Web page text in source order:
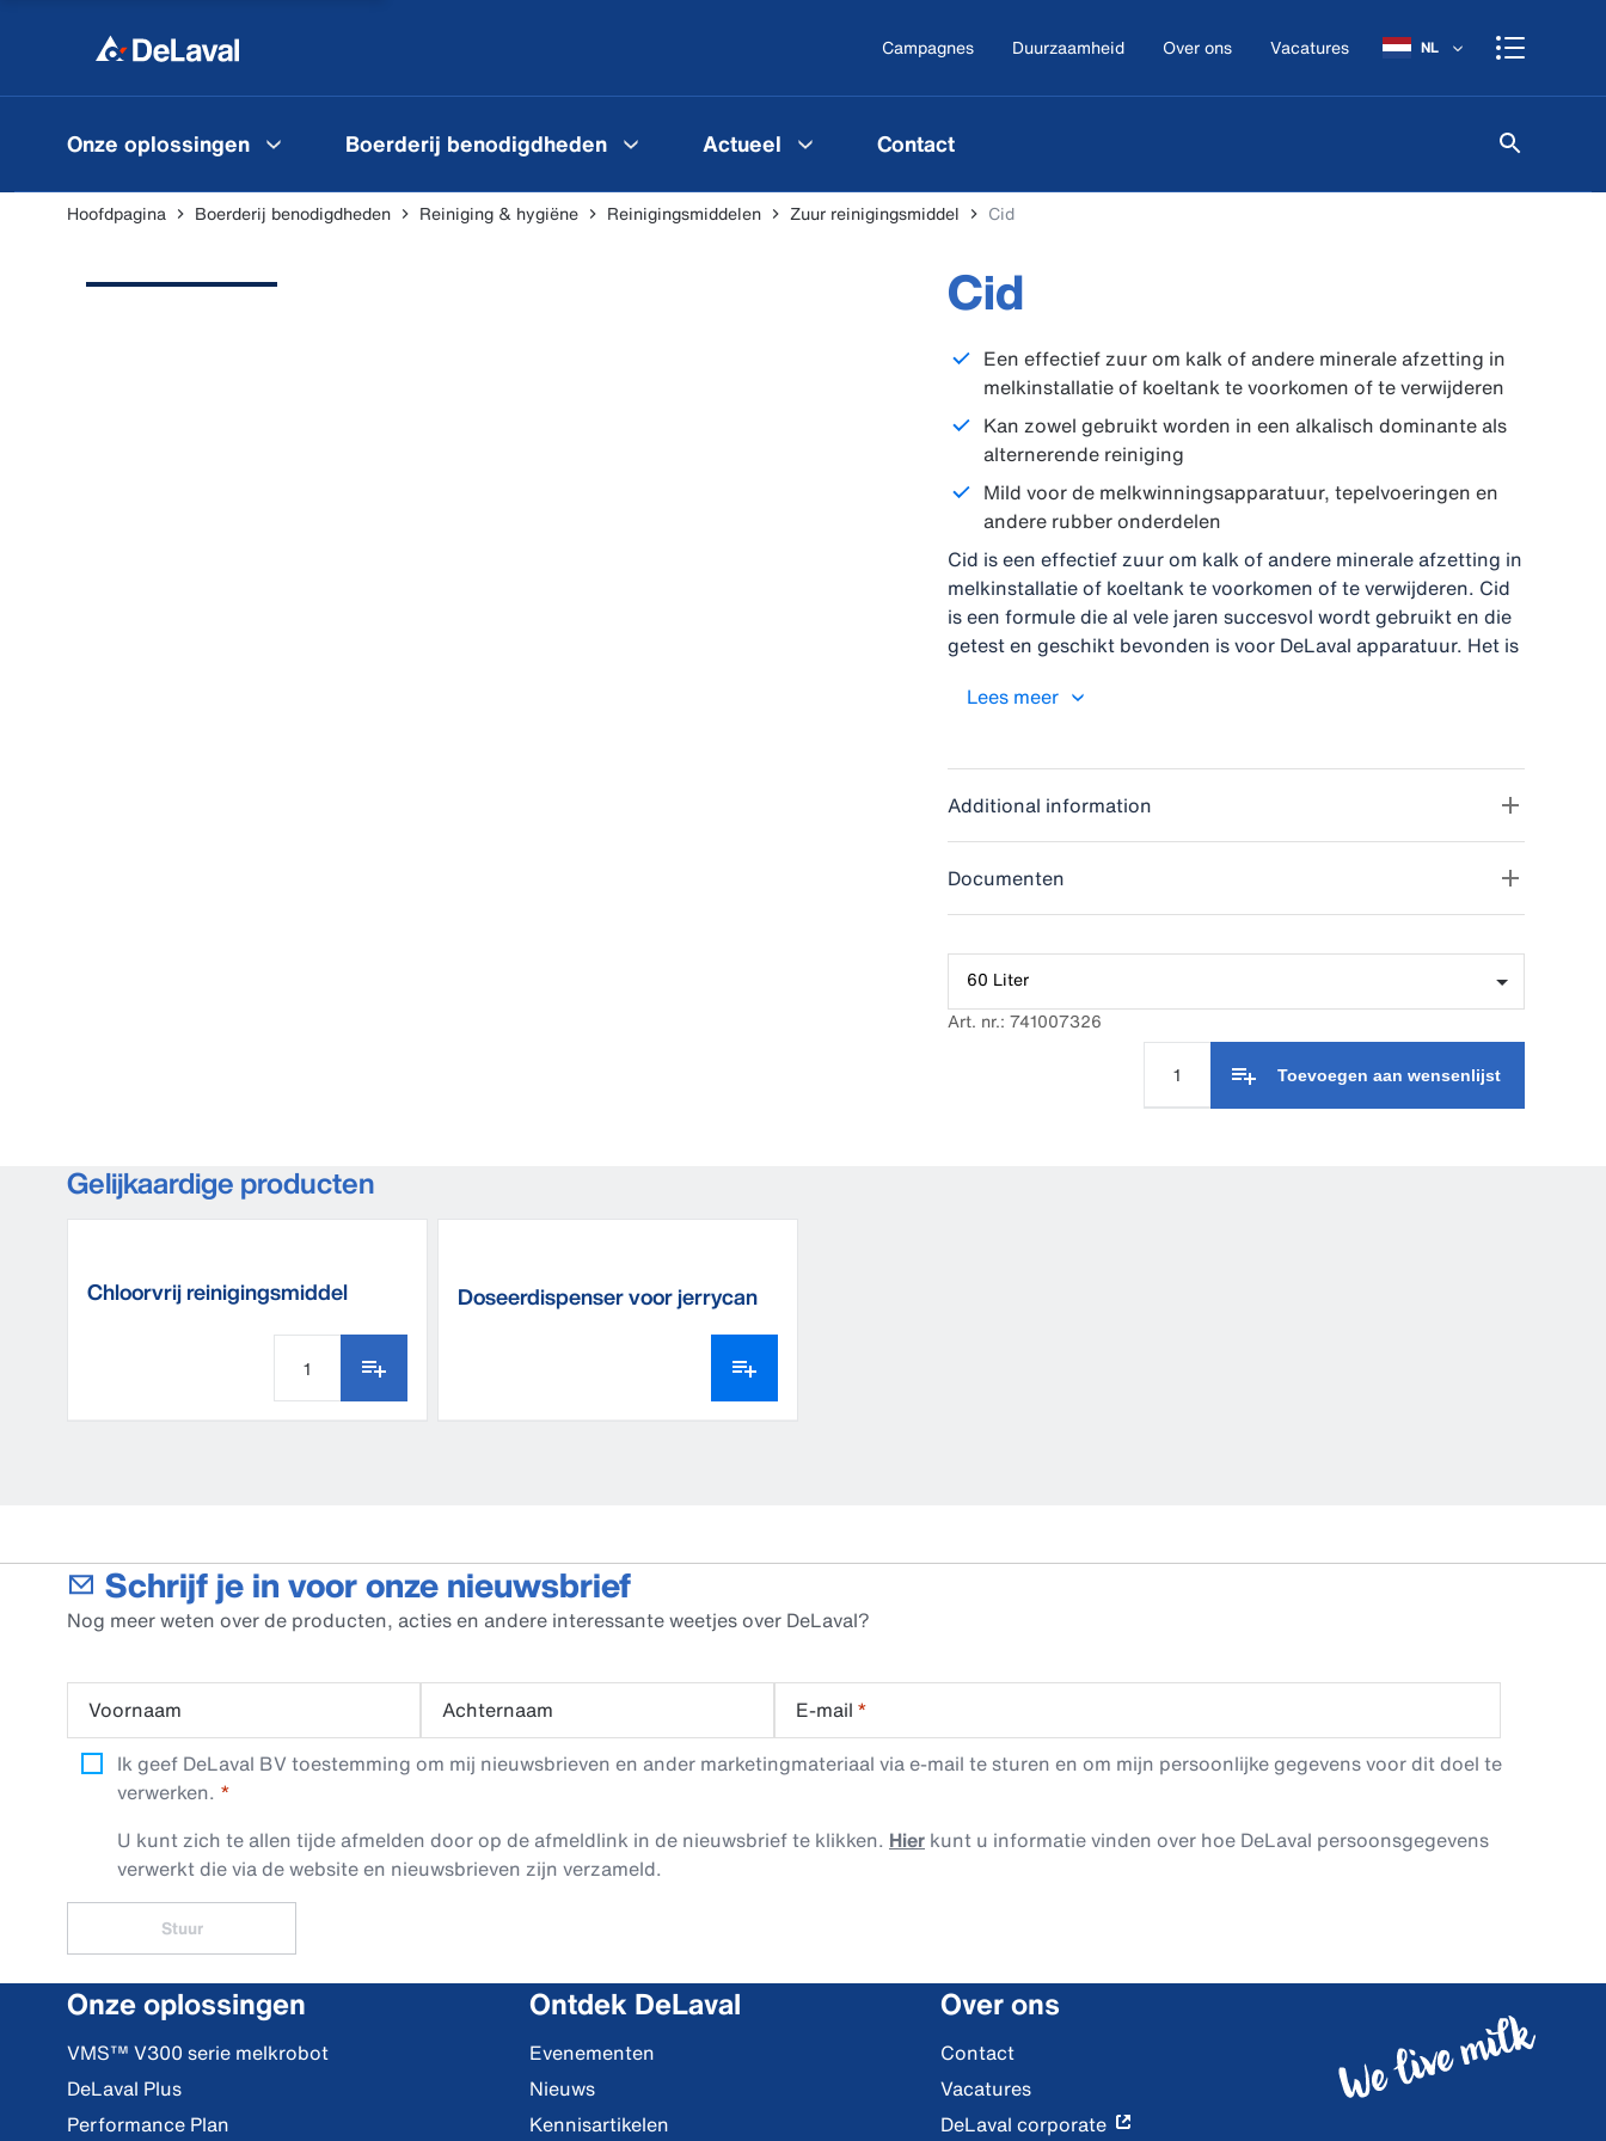
Campagnes Duurzaamheid Over ons Vacatures NL
Onze oplossingen Boerderij benodigdheden Actueel Contact
Hoofdpagina Boerderij benodigdheden Reiniging & hygiëne Reinigingsmiddelen Zuur reinigingsmiddel Cid
Cid
Een effectief zuur om kalk of andere minerale afzetting in
melkinstallatie of koeltank te voorkomen of te verwijderen
Kan zowel gebruikt worden in een alkalisch dominante als
alternerende reiniging
Mild voor de melkwinningsapparatuur, tepelvoeringen en
andere rubber onderdelen
Cid is een effectief zuur om kalk of andere minerale afzetting in
melkinstallatie of koeltank te voorkomen of te verwijderen. Cid
is een formule die al vele jaren succesvol wordt gebruikt en die
getest en geschikt bevonden is voor DeLaval apparatuur. Het is
schoonmaakroutine. Cid is een veilig betrouwbaar zuur
melkinstallatie.
Lees meer
Additional information
Documenten
60 Liter
Art. nr.: 741007326
Toevoegen aan wensenlijst
Gelijkaardige producten
Chloorvrij reinigingsmiddel
Doseerdispenser voor jerrycan
Schrijf je in voor onze nieuwsbrief
Nog meer weten over de producten, acties en andere interessante weetjes over DeLaval?
Voornaam Achternaam E-mail *
Ik geef DeLaval BV toestemming om mij nieuwsbrieven en ander marketingmateriaal via e-mail te sturen en om mijn persoonlijke gegevens voor dit doel te
verwerken.
U kunt zich te allen tijde afmelden door op de afmeldlink in de nieuwsbrief te klikken. Hier kunt u informatie vinden over hoe DeLaval persoonsgegevens
verwerkt die via de website en nieuwsbrieven zijn verzameld.
Stuur
Onze oplossingen
VMS™ V300 serie melkrobot
DeLaval Plus
Performance Plan
Ontdek DeLaval
Evenementen
Nieuws
Kennisartikelen
Over ons
Contact
Vacatures
DeLaval corporate